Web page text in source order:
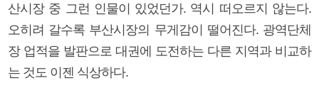
산시장 중 그런 인물이 있었던가. 역시 떠오르지 않는다.
오히려 갈수록 부산시장의 무게감이 떨어진다. 광역단체
장 업적을 발판으로 대권에 도전하는 다른 지역과 비교하
는 것도 이젠 식상하다.